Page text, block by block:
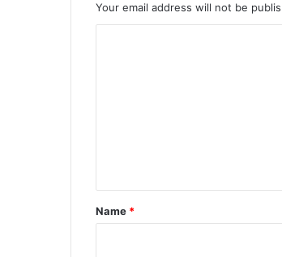
Your email address will not be
*
Name *